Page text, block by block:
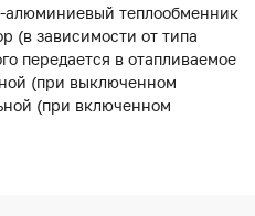
алюминиевый теплообменник
(в зависимости от типа
передается в отапливаемое
(при выключенном
(при включенном